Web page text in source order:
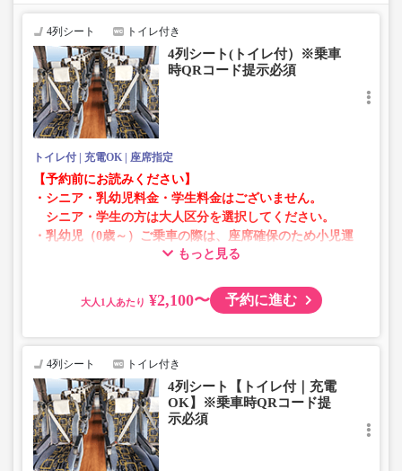
います。
お手数をおかけいたしますが、エラー表示が出た場合は、
たします。
4列シート トイレ付き
4列シート(トイレ付）※乗車
時QRコード提示必須
トイレ付 充電OK 座席指定
【予約前にお読みください】
・シニア・乳幼児料金・学生料金はございません。
シニア・学生の方は大人区分を選択してください。
・乳幼児（0歳～）ご乗車の際は、座席確保のため小児運
賃での乗車券が必要です。
・AM1時～5時の間はシステムメンテナンスの為ご予約が
・在庫の状況はリアルタイムの表示ではございません。
※売り切れの場合でも残数が表示される場合がありま
す。
・販売日・便ごとに随時価格が変動いたします。購入時に
販売価格をご確認の上でご予約をお願いいたします。
・一部取り扱いのない停留所がある場合がございます。
もっと見る
大人 ¥2,100〜 予約に進む
4列シート トイレ付き
4列シート【トイレ付｜充電
OK】※乗車時QRコード提
示必須